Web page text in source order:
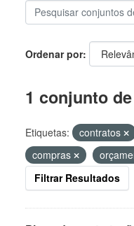
Ordenar por
1 conjunto
Etiquetas: contratos
compras
Filtrar Resultados